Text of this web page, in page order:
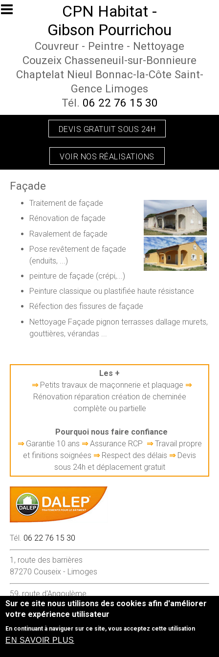
Aller au contenu principalCPN Habitat -
Gibson Pourrichou
Couvreur - Peintre - Nettoyage
Couzeix Chasseneuil-sur-Bonnieure
Chaptelat Nieul Bonnac-la-Côte Saint-
Gence Limoges
Tél. 06 22 76 15 30
DEVIS GRATUIT SOUS 24H
VOIR NOS RÉALISATIONS
Façade
Traitement de façade
Rénovation de façade
Ravalement de façade
Pose revêtement de façade
(enduits, ...)
peinture de façade (crépi,...)
Peinture classique ou plastifiée haute résistance
Réfection des fissures de façade
Nettoyage Façade pignon terrasses dallage murets,
gouttières, vérandas ...
Les +
⇒ Petits travaux de maçonnerie et plaquage ⇒
Rénovation réparation création de cheminée
complète ou partielle
Pourquoi nous faire confiance
⇒ Garantie 10 ans ⇒Assurance RCP ⇒Travail propre
et finitions soignées ⇒ Respect des délais ⇒ Devis
sous 24h et déplacement gratuit
Tél. 06 22 76 15 30
1, route des barrières
87270 Couseix - Limoges
59, route d'Angoulème
16260 Chasseneuil-sur-Bonnieure
Mentions légales- Le site Couverture - Peinture -
Sur ce site nous utilisons des cookies afin d'améliorer
votre expérience utilisateur
En continuant à naviguer sur ce site, vous acceptez cette utilisation
EN SAVOIR PLUS